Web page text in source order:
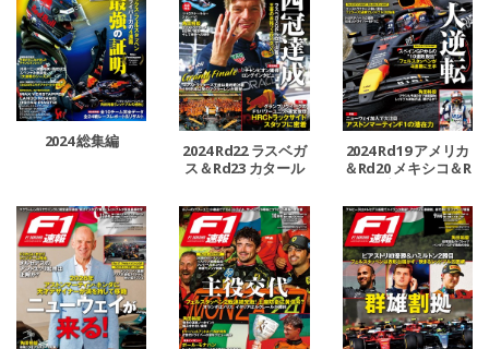
2024 総集編
2024 Rd22 ラスベガ
ス＆Rd23 カタール
＆Rd24 アブダビGP
号
2024 Rd19 アメリカ
＆Rd20 メキシコ＆R
d21 ブラジルGP号